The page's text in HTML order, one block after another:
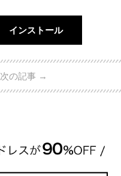
インストール
次の記事 →